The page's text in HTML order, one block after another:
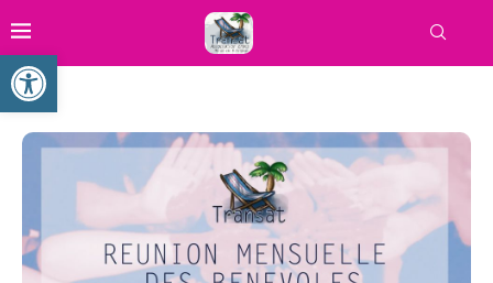
Ouvrir la barre d’outils